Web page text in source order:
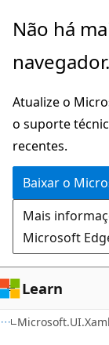
Pular
o
principal
Ignore
passe
a
navegação
na
página
Não há
navegador.
Atualize o
o suporte
recentes.
Baixar o
Mais
Microsoft
Learn
Microsoft.UI.Xaml